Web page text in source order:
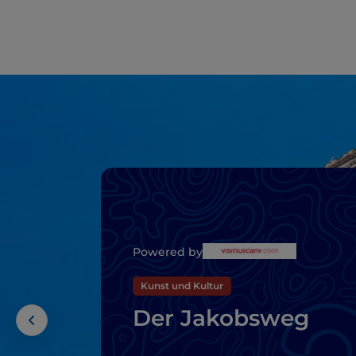
Powered by
Kunst und Kultur
Der Jakobsweg